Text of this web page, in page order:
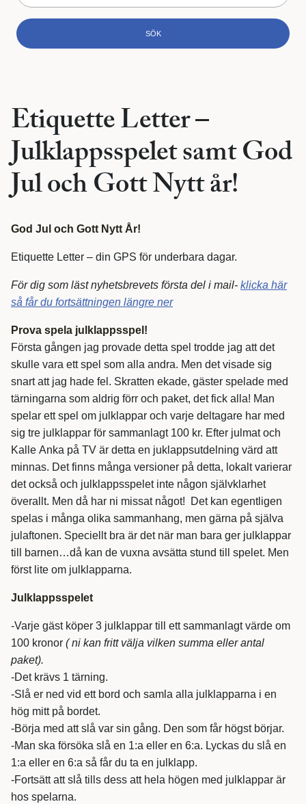
Etiquette Letter –
Julklappsspelet samt God
Jul och Gott Nytt år!
God Jul och Gott Nytt År!
Etiquette Letter – din GPS för underbara dagar.
För dig som läst nyhetsbrevets första del i mail- klicka här
så får du fortsättningen längre ner
Prova spela julklappsspel!
Första gången jag provade detta spel trodde jag att det
skulle vara ett spel som alla andra. Men det visade sig
snart att jag hade fel. Skratten ekade, gäster spelade med
tärningarna som aldrig förr och paket, det fick alla! Man
spelar ett spel om julklappar och varje deltagare har med
sig tre julklappar för sammanlagt 100 kr. Efter julmat och
Kalle Anka på TV är detta en juklappsutdelning värd att
minnas. Det finns många versioner på detta, lokalt varierar
det också och julklappsspelet inte någon självklarhet
överallt. Men då har ni missat något! Det kan egentligen
spelas i många olika sammanhang, men gärna på själva
julaftonen. Speciellt bra är det när man bara ger julklappar
till barnen…då kan de vuxna avsätta stund till spelet. Men
först lite om julklapparna.
Julklappsspelet
-Varje gäst köper 3 julklappar till ett sammanlagt värde om
100 kronor ( ni kan fritt välja vilken summa eller antal
paket).
-Det krävs 1 tärning.
-Slå er ned vid ett bord och samla alla julklapparna i en
hög mitt på bordet.
-Börja med att slå var sin gång. Den som får högst börjar.
-Man ska försöka slå en 1:a eller en 6:a. Lyckas du slå en
1:a eller en 6:a så får du ta en julklapp.
-Fortsätt att slå tills dess att hela högen med julklappar är
hos spelarna.